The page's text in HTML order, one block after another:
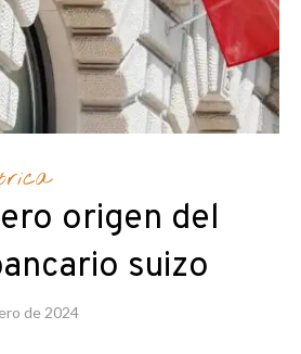
origen del
suizo
de 2024